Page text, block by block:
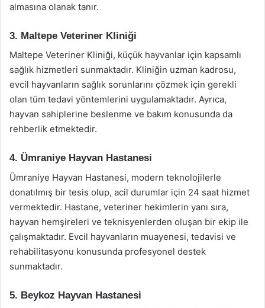
almasına olanak tanır.
3. Maltepe Veteriner Kliniği
Maltepe Veteriner Kliniği, küçük hayvanlar için kapsamlı
sağlık hizmetleri sunmaktadır. Kliniğin uzman kadrosu,
evcil hayvanların sağlık sorunlarını çözmek için gerekli
olan tüm tedavi yöntemlerini uygulamaktadır. Ayrıca,
hayvan sahiplerine beslenme ve bakım konusunda da
rehberlik etmektedir.
4. Ümraniye Hayvan Hastanesi
Ümraniye Hayvan Hastanesi, modern teknolojilerle
donatılmış bir tesis olup, acil durumlar için 24 saat hizmet
vermektedir. Hastane, veteriner hekimlerin yanı sıra,
hayvan hemşireleri ve teknisyenlerden oluşan bir ekip ile
çalışmaktadır. Evcil hayvanların muayenesi, tedavisi ve
rehabilitasyonu konusunda profesyonel destek
sunmaktadır.
5. Beykoz Hayvan Hastanesi